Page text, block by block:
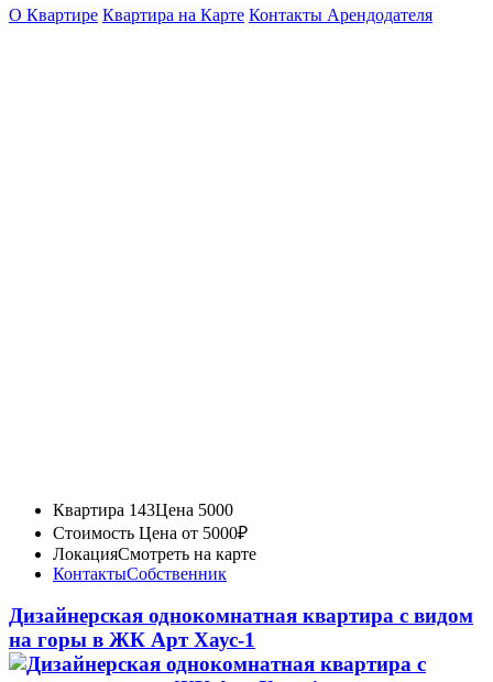
О Квартире Квартира на Карте Контакты Арендодателя
Квартира 143Цена 5000
Стоимость Цена от 5000₽
ЛокацияСмотреть на карте
КонтактыСобственник
Дизайнерская однокомнатная квартира с видом
на горы в ЖК Арт Хаус-1